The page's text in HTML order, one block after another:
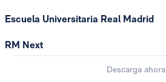
Escuela Universitaria Real Madrid
RM Next
Descarga ahora